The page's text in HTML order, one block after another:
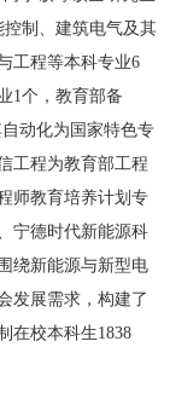
制、建筑电气及其
工程等本科专业6
1个，教育部备
动化为国家特色专
工程为教育部工程
师教育培养计划专
宁德时代新能源科
绕新能源与新型电
发展需求，构建了
在校本科生1838